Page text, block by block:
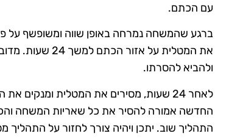
עם הכתם.
ברגע שהמשחה נמרחה באופן שווה ומשופשף על
את המטלית על
ולהביא להסרתו.
לאחר 24 שעות, מסירים את המטלית
החדשה אמורה להסיר את כל שאריות המשחה
התהליך שוב. יתכן ויהיה צורך לחזור על